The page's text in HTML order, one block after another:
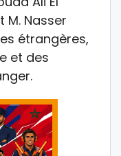
M. Nasser
étrangères,
et des